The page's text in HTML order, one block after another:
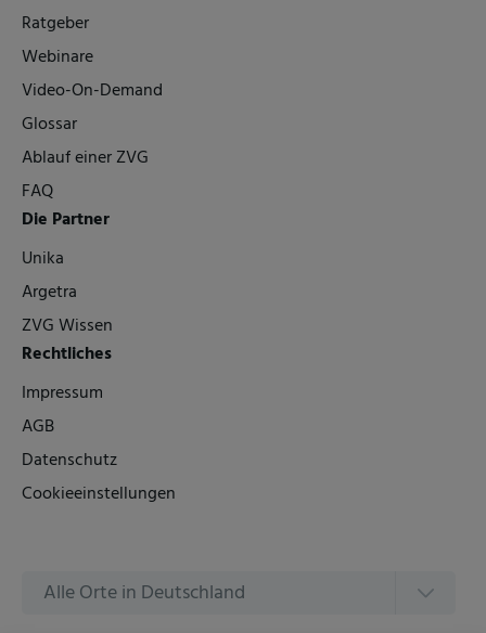
Ratgeber
Webinare
Video-On-Demand
Glossar
Ablauf einer ZVG
FAQ
Die Partner
Unika
Argetra
ZVG Wissen
Rechtliches
Impressum
AGB
Datenschutz
Cookieeinstellungen
Alle Orte in Deutschland